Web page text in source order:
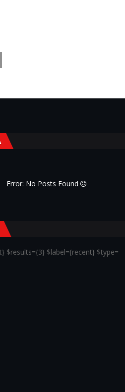
Error: No Posts Found
$results={3} $label={recent} $type=